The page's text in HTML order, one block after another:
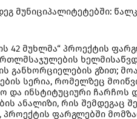
მუნიციპალიტეტებში:
42 მუხლმა“ პროექტის
განხორციელების გზით;
სერია, რომელზეც
ინსტიტუციური ჩარჩოს
ანალიზი, რის შემდეგაც
ფარგლებში